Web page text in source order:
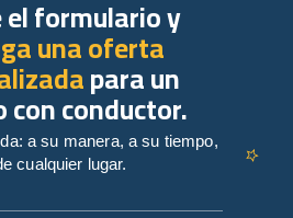
el formulario y
una oferta
para un
con conductor.
a su manera, a su tiempo,
cualquier lugar.